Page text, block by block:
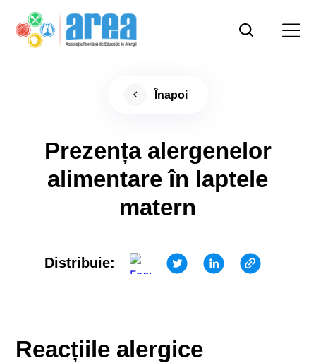
Înapoi
Prezența alergenelor
alimentare în laptele
matern
Distribuie:
Reacțiile alergice